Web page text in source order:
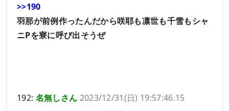
>>190
羽那が前例作ったんだから咲耶も凛世も千雪もシャ
ニPを寮に呼び出そうぜ
192: 名無しさん 2023/12/31(日) 19:57:46.15